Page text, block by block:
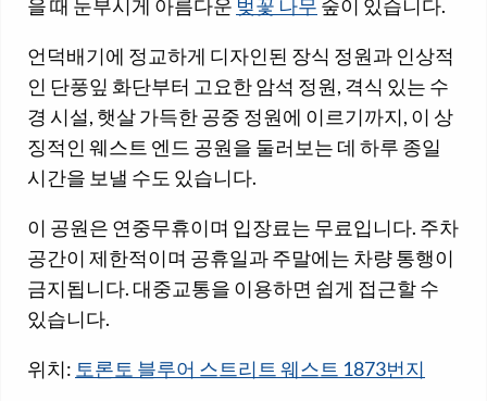
을 때 눈부시게 아름다운 벚꽃 나무 숲이 있습니다.
언덕배기에 정교하게 디자인된 장식 정원과 인상적
인 단풍잎 화단부터 고요한 암석 정원, 격식 있는 수
경 시설, 햇살 가득한 공중 정원에 이르기까지, 이 상
징적인 웨스트 엔드 공원을 둘러보는 데 하루 종일
시간을 보낼 수도 있습니다.
이 공원은 연중무휴이며 입장료는 무료입니다. 주차
공간이 제한적이며 공휴일과 주말에는 차량 통행이
금지됩니다. 대중교통을 이용하면 쉽게 접근할 수
있습니다.
위치: 토론토 블루어 스트리트 웨스트 1873번지